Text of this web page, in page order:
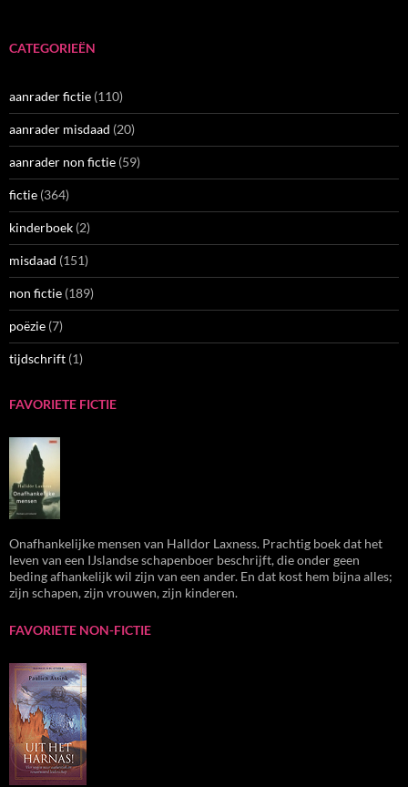
CATEGORIEËN
aanrader fictie (110)
aanrader misdaad (20)
aanrader non fictie (59)
fictie (364)
kinderboek (2)
misdaad (151)
non fictie (189)
poëzie (7)
tijdschrift (1)
FAVORIETE FICTIE
Onafhankelijke mensen van Halldor Laxness. Prachtig boek dat het
leven van een IJslandse schapenboer beschrijft, die onder geen
beding afhankelijk wil zijn van een ander. En dat kost hem bijna alles;
zijn schapen, zijn vrouwen, zijn kinderen.
FAVORIETE NON-FICTIE